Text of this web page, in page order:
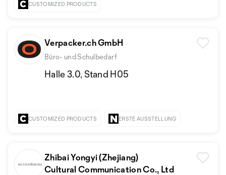
CUSTOMIZED PRODUCTS
Verpacker.ch GmbH
Büro- und Schulbedarf
Halle 3.0, Stand H05
CUSTOMIZED PRODUCTS ERSTE AUSSTELLUNG
Zhibai Yongyi (Zhejiang)
Cultural Communication Co., Ltd